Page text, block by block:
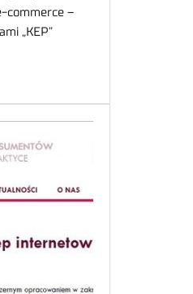
commerce –
„KEP”